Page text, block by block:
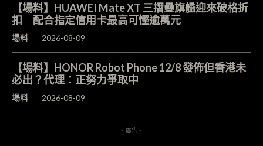
【場料】HUAWEI Mate XT 三摺疊旗艦迎來破格折
扣 配合指定信用卡最高可慳逾萬元
場料 2026-08-09
【場料】HONOR Robot Phone 12/8 發佈但香港未
必出？代理：正努力爭取中
場料 2026-08-09
- 廣告 -